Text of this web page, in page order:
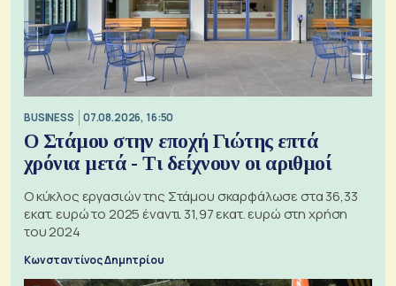
BUSINESS 07.08.2026, 16:50
Ο Στάμου στην εποχή Γιώτης επτά
χρόνια μετά - Τι δείχνουν οι αριθμοί
Ο κύκλος εργασιών της Στάμου σκαρφάλωσε στα 36,33
εκατ. ευρώ το 2025 έναντι 31,97 εκατ. ευρώ στη χρήση
του 2024
Κωνσταντίνος Δημητρίου